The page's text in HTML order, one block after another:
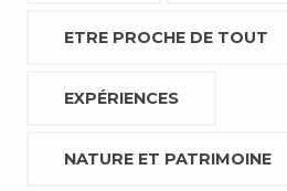
ETRE PROCHE DE TOUT
EXPÉRIENCES
NATURE ET PATRIMOINE